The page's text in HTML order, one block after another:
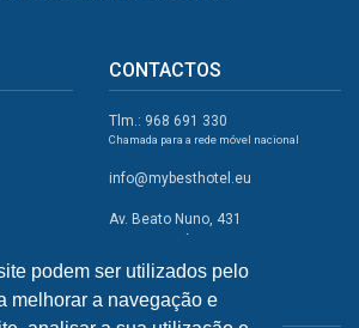
podem ser utilizados pelo
melhorar a navegação e
CONTACTOS
Tlm.: 968 691 330
Chamada para a rede móvel nacional
info@mybesthotel.eu
Av. Beato Nuno, 431
REDES SOCIAIS